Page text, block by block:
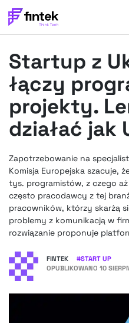
BANKOWOŚĆ
FELIETONY
WYWIADY
LEGAL
FINTEKEXTRA
OKIEM EKSPERTA
Startup z
łączy
projekty.
działać jak
Zapotrzebowanie na
Komisja Europejska szacuje,
tys. programistów, z czego
często pracodawcy z tej
pracowników, którzy skarżą
problemy z komunikacją w
rozwiązanie proponuje
FINTEK #START UP
OPUBLIKOWANO 10